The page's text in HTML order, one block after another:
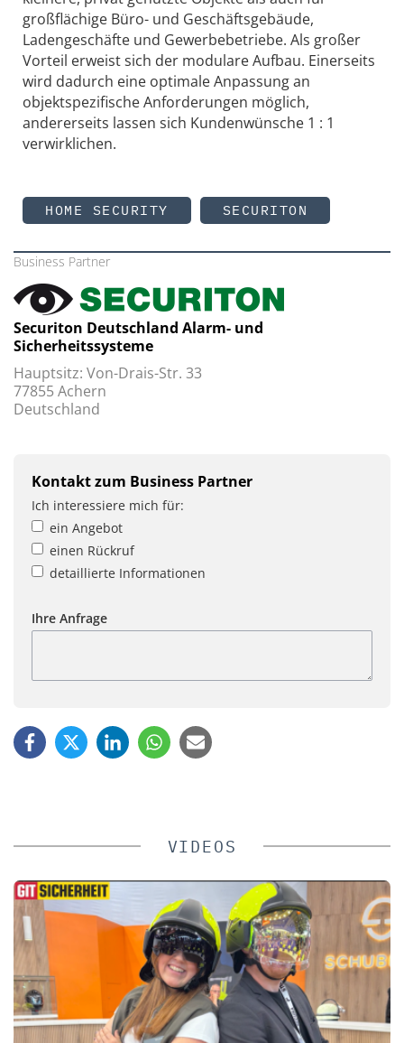
großflächige Büro- und Geschäftsgebäude,
Ladengeschäfte und Gewerbebetriebe. Als großer
Vorteil erweist sich der modulare Aufbau. Einerseits
wird dadurch eine optimale Anpassung an
objektspezifische Anforderungen möglich,
andererseits lassen sich Kundenwünsche 1 : 1
verwirklichen.
HOME SECURITY SECURITON
Business Partner
Securiton Deutschland Alarm- und
Sicherheitssysteme
Hauptsitz: Von-Drais-Str. 33
77855 Achern
Deutschland
Kontakt zum Business Partner
Ich interessiere mich für:
ein Angebot
einen Rückruf
detaillierte Informationen
Ihre Anfrage
VIDEOS